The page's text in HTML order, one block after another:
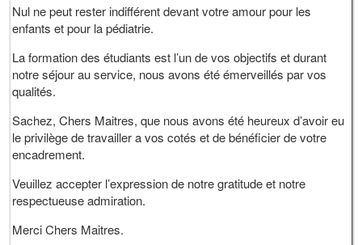
Nul ne peut rester indifférent devant votre amour pour les
enfants et pour la pédiatrie.
La formation des étudiants est l’un de vos objectifs et durant
notre séjour au service, nous avons été émerveillés par vos
qualités.
Sachez, Chers Maitres, que nous avons été heureux d’avoir eu
le privilège de travailler a vos cotés et de bénéficier de votre
encadrement.
Veuillez accepter l’expression de notre gratitude et notre
respectueuse admiration.
Merci Chers Maitres.